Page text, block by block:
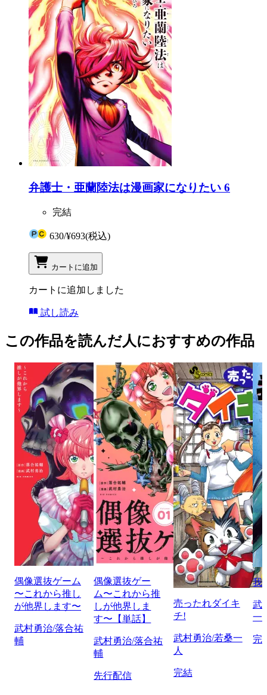
弁護士・亜蘭陸法は漫画家になりたい 6
完結
630/¥693(税込)
カートに追加
カートに追加しました
試し読み
この作品を読んだ人におすすめの作品
偶像選抜ゲーム
〜これから推し
が他界します〜
武村勇治/落合祐
輔
偶像選抜ゲー
ム〜これから推
しが他界しま
す〜【単話】
武村勇治/落合祐
輔
先行配信
売ったれダイキ
チ!
武村勇治/若桑一
人
完結
我
武
一
完